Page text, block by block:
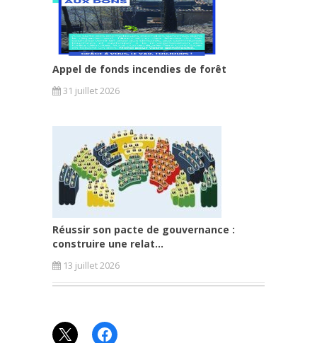
Appel de fonds incendies de forêt
31 juillet 2026
Réussir son pacte de gouvernance :
construire une relat...
13 juillet 2026
X Facebook